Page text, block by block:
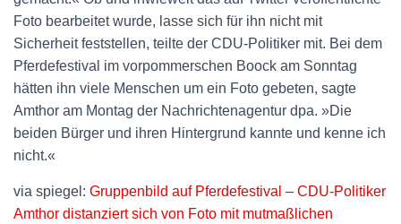
Foto bearbeitet wurde, lasse sich für ihn nicht mit
Sicherheit feststellen, teilte der CDU-Politiker mit. Bei dem
Pferdefestival im vorpommerschen Boock am Sonntag
hätten ihn viele Menschen um ein Foto gebeten, sagte
Amthor am Montag der Nachrichtenagentur dpa. »Die
beiden Bürger und ihren Hintergrund kannte und kenne ich
nicht.«
via spiegel: Gruppenbild auf Pferdefestival – CDU-Politiker
Amthor distanziert sich von Foto mit mutmaßlichen